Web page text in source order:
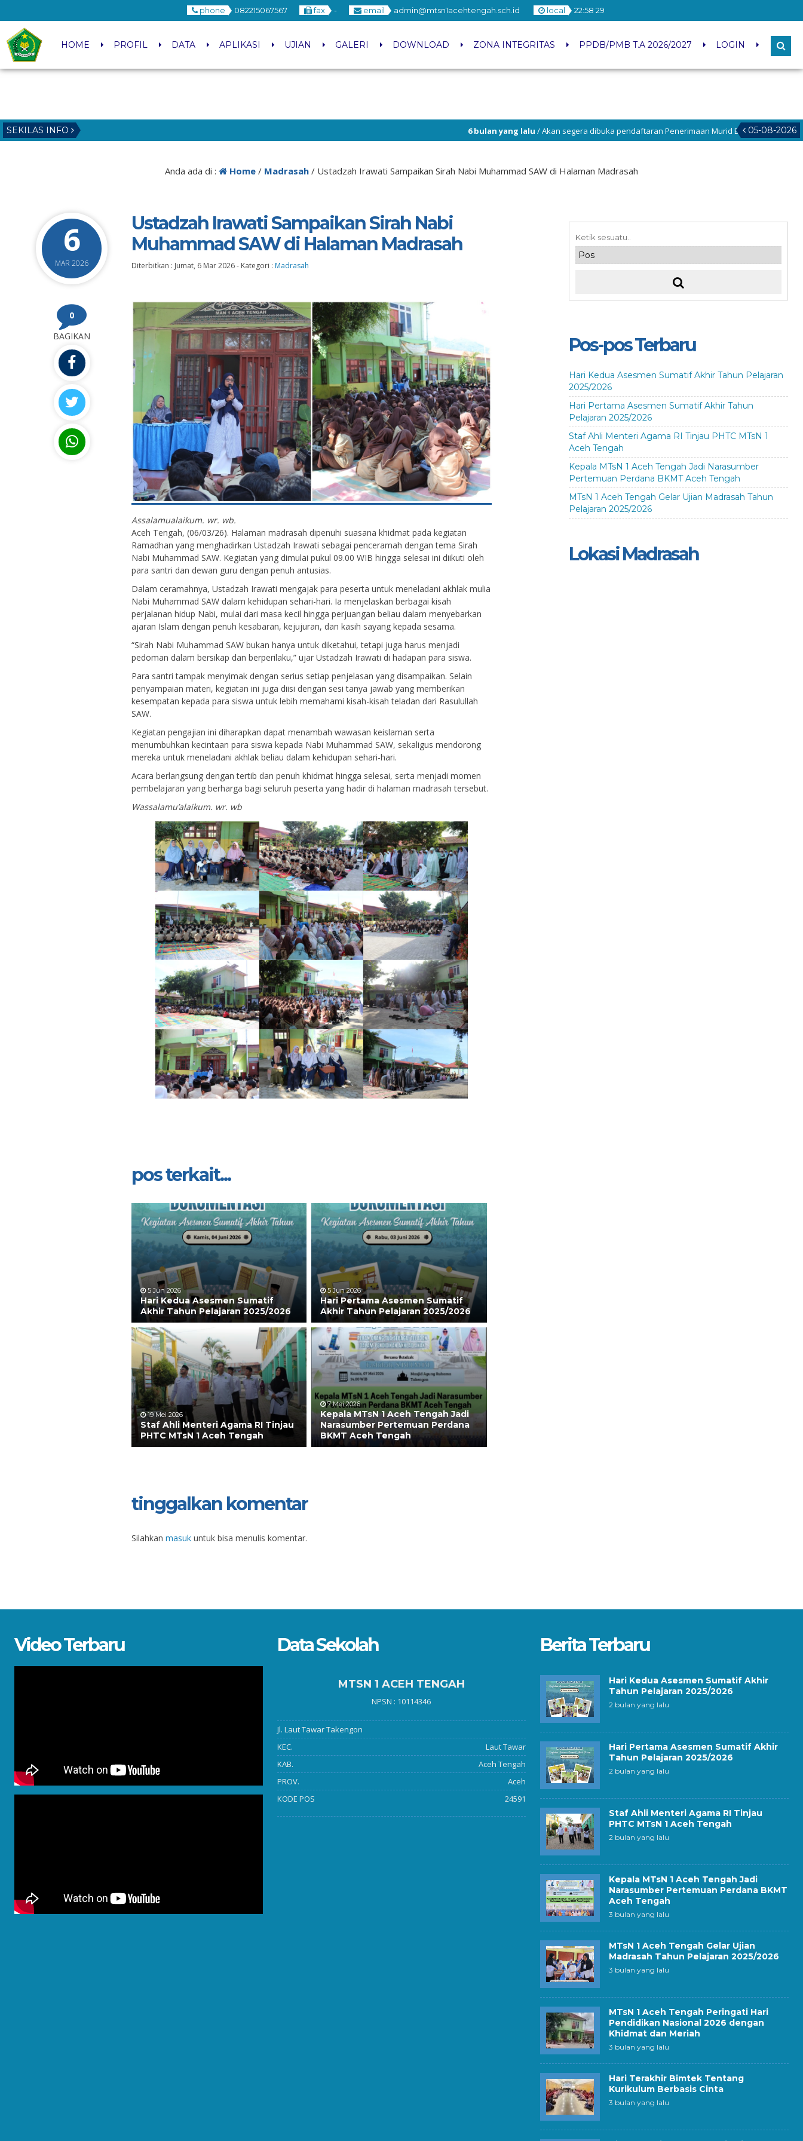
phone 082215067567 fax - email admin@mtsn1acehtengah.sch.id local 22:58 30
HOME PROFIL DATA APLIKASI UJIAN GALERI DOWNLOAD ZONA INTEGRITAS PPDB/PMB T.A 2026/2027 LOGIN
SEKILAS INFO 05-08-2026
6 bulan yang lalu/ Akan segera dibuka pendaftaran Penerimaan Murid Baru Tahun Pelajaran 2026/2027
MTsN 1 Aceh Tengah
Anda ada di : Home / Madrasah / Ustadzah Irawati Sampaikan Sirah Nabi Muhammad SAW di Halaman Madrasah
6
MAR 2026
Ustadzah Irawati Sampaikan Sirah Nabi
Muhammad SAW di Halaman Madrasah
Diterbitkan : Jumat, 6 Mar 2026- Kategori : Madrasah
0
BAGIKAN
Assalamualaikum. wr. wb.
Aceh Tengah, (06/03/26). Halaman madrasah dipenuhi suasana khidmat pada kegiatan
Ramadhan yang menghadirkan Ustadzah Irawati sebagai penceramah dengan tema Sirah
Nabi Muhammad SAW. Kegiatan yang dimulai pukul 09.00 WIB hingga selesai ini diikuti oleh
para santri dan dewan guru dengan penuh antusias.
Dalam ceramahnya, Ustadzah Irawati mengajak para peserta untuk meneladani akhlak mulia
Nabi Muhammad SAW dalam kehidupan sehari-hari. Ia menjelaskan berbagai kisah
perjalanan hidup Nabi, mulai dari masa kecil hingga perjuangan beliau dalam menyebarkan
ajaran Islam dengan penuh kesabaran, kejujuran, dan kasih sayang kepada sesama.
“Sirah Nabi Muhammad SAW bukan hanya untuk diketahui, tetapi juga harus menjadi
pedoman dalam bersikap dan berperilaku,” ujar Ustadzah Irawati di hadapan para siswa.
Para santri tampak menyimak dengan serius setiap penjelasan yang disampaikan. Selain
penyampaian materi, kegiatan ini juga diisi dengan sesi tanya jawab yang memberikan
kesempatan kepada para siswa untuk lebih memahami kisah-kisah teladan dari Rasulullah
SAW.
Kegiatan pengajian ini diharapkan dapat menambah wawasan keislaman serta
menumbuhkan kecintaan para siswa kepada Nabi Muhammad SAW, sekaligus mendorong
mereka untuk meneladani akhlak beliau dalam kehidupan sehari-hari.
Acara berlangsung dengan tertib dan penuh khidmat hingga selesai, serta menjadi momen
pembelajaran yang berharga bagi seluruh peserta yang hadir di halaman madrasah tersebut.
Wassalamu’alaikum. wr. wb
pos terkait...
5 Jun 2026
Hari Kedua Asesmen Sumatif
Akhir Tahun Pelajaran 2025/2026
5 Jun 2026
Hari Pertama Asesmen Sumatif
Akhir Tahun Pelajaran 2025/2026
19 Mei 2026
Staf Ahli Menteri Agama RI Tinjau
PHTC MTsN 1 Aceh Tengah
7 Mei 2026
Kepala MTsN 1 Aceh Tengah Jadi
Narasumber Pertemuan Perdana
BKMT Aceh Tengah
tinggalkan komentar
Silahkan masuk untuk bisa menulis komentar.
Pos-pos Terbaru
Hari Kedua Asesmen Sumatif Akhir Tahun Pelajaran
2025/2026
Hari Pertama Asesmen Sumatif Akhir Tahun
Pelajaran 2025/2026
Staf Ahli Menteri Agama RI Tinjau PHTC MTsN 1
Aceh Tengah
Kepala MTsN 1 Aceh Tengah Jadi Narasumber
Pertemuan Perdana BKMT Aceh Tengah
MTsN 1 Aceh Tengah Gelar Ujian Madrasah Tahun
Pelajaran 2025/2026
Lokasi Madrasah
Video Terbaru Data Sekolah
MTSN 1 ACEH TENGAH
NPSN : 10114346
Jl. Laut Tawar Takengon
KEC.
Laut Tawar
KAB.
Aceh Tengah
PROV.
Aceh
KODE POS
24591
Berita Terbaru
Hari Kedua Asesmen Sumatif Akhir
Tahun Pelajaran 2025/2026
2 bulan yang lalu
Hari Pertama Asesmen Sumatif Akhir
Tahun Pelajaran 2025/2026
2 bulan yang lalu
Staf Ahli Menteri Agama RI Tinjau
PHTC MTsN 1 Aceh Tengah
2 bulan yang lalu
Kepala MTsN 1 Aceh Tengah Jadi
Narasumber Pertemuan Perdana BKMT
Aceh Tengah
3 bulan yang lalu
MTsN 1 Aceh Tengah Gelar Ujian
Madrasah Tahun Pelajaran 2025/2026
3 bulan yang lalu
MTsN 1 Aceh Tengah Peringati Hari
Pendidikan Nasional 2026 dengan
Khidmat dan Meriah
3 bulan yang lalu
Hari Terakhir Bimtek Tentang
Kurikulum Berbasis Cinta
3 bulan yang lalu